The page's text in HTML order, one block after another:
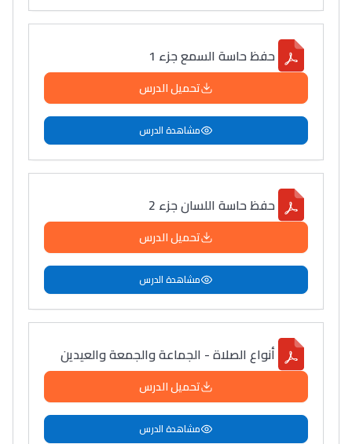
حفظ حاسة السمع جزء 1
تحميل الدرس
مشاهدة الدرس
حفظ حاسة اللسان جزء 2
تحميل الدرس
مشاهدة الدرس
أنواع الصلاة - الجماعة والجمعة والعيدين
تحميل الدرس
مشاهدة الدرس